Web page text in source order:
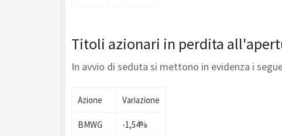
Titoli azionari in perdita
In avvio di seduta si mettono in evidenza i
Azione Variazione
BMWG -1,54%